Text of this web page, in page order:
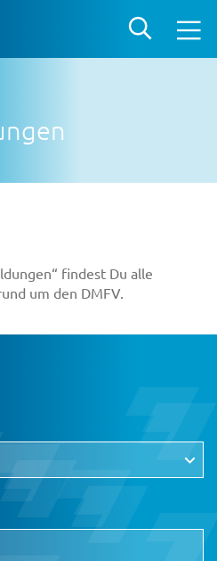
findest Du alle
um den DMFV.